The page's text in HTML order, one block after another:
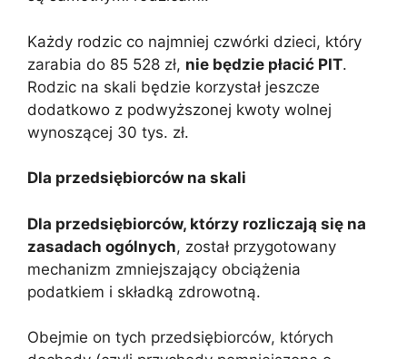
Każdy rodzic co najmniej czwórki dzieci, który
zarabia do 85 528 zł, nie będzie płacić PIT.
Rodzic na skali będzie korzystał jeszcze
dodatkowo z podwyższonej kwoty wolnej
wynoszącej 30 tys. zł.
Dla przedsiębiorców na skali
Dla przedsiębiorców, którzy rozliczają się na
zasadach ogólnych, został przygotowany
mechanizm zmniejszający obciążenia
podatkiem i składką zdrowotną.
Obejmie on tych przedsiębiorców, których